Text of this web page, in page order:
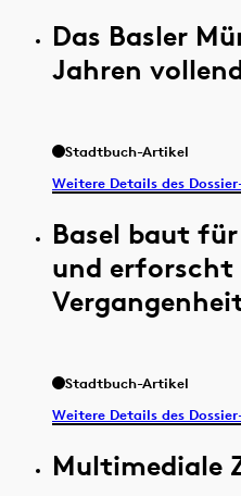
Das Basler
Jahren
Stadtbuch-Artikel
Weitere Details des
Basel baut
und erforscht
Stadtbuch-Artikel
Weitere Details des
Multimediale